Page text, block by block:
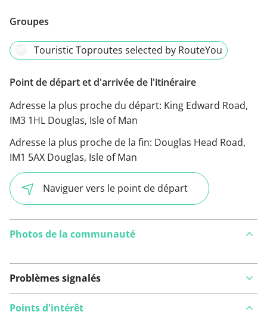
Groupes
Touristic Toproutes selected by RouteYou
Point de départ et d'arrivée de l'itinéraire
Adresse la plus proche du départ: King Edward Road,
IM3 1HL Douglas, Isle of Man
Adresse la plus proche de la fin: Douglas Head Road,
IM1 5AX Douglas, Isle of Man
Naviguer vers le point de départ
Photos de la communauté
Problèmes signalés
Points d'intérêt